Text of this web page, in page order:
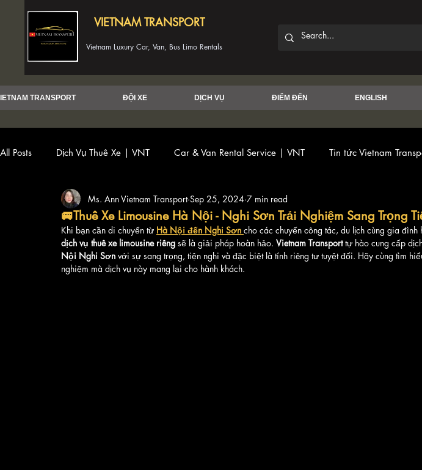
VIETNAM TRANSPORT
Vietnam Luxury Car, Van, Bus Limo Rentals
TRANSPORT ĐỘI XE DỊCH VỤ ĐIỂM ĐẾN ENGLISH
All Posts Dịch Vụ Thuê Xe | VNT Car & Van Rental Service | VNT Tin tức Vietnam
🚐Thuê Xe Limousine Hà Nội - Nghi Sơn Trải Nghiệm Sang Trọng
Ms. Ann Vietnam Transport Sep 25, 2024 7 min read
Khi bạn cần di chuyển từ Hà Nội đến Nghi Sơn cho các chuyến công tác, du lịch cùng gia đình
dịch vụ thuê xe limousine riêng sẽ là giải pháp hoàn hảo. Vietnam Transport tự hào cung cấp
Nội Nghi Sơn với sự sang trọng, tiện nghi và đặc biệt là tính riêng tư tuyệt đối. Hãy cùng tìm
nghiệm mà dịch vụ này mang lại cho hành khách.